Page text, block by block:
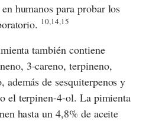
humanos para probar los
10,14,15
también contiene
3-careno, terpineno,
de sesquiterpenos y
el terpinen-4-ol. La pimienta
hasta un 4,8% de aceite